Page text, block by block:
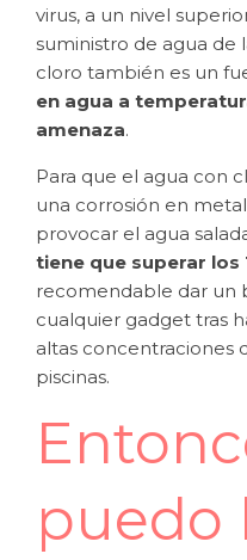
virus, a un nivel
suministro de agua de
cloro también es un
en agua a
amenaza.
Para que el agua con
una corrosión en
provocar el agua
tiene que superar los
recomendable dar un
cualquier gadget tras
altas concentraciones
piscinas.
puedo